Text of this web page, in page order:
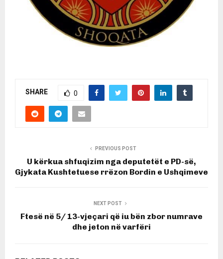
SHARE 0
PREVIOUS POST
U kërkua shfuqizim nga deputetët e PD-së,
Gjykata Kushtetuese rrëzon Bordin e Ushqimeve
NEXT POST
Ftesë në 5/ 13-vjeçari që iu bën zbor numrave
dhe jeton në varfëri